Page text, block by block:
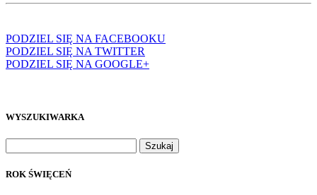
PODZIEL SIĘ NA FACEBOOKU
PODZIEL SIĘ NA TWITTER
PODZIEL SIĘ NA GOOGLE+
WYSZUKIWARKA
ROK ŚWIĘCEŃ